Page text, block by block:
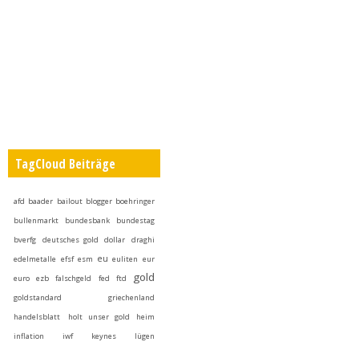
TagCloud Beiträge
afd baader bailout blogger boehringer
bullenmarkt
bundesbank
bundestag
bverfg
deutsches gold dollar
draghi
edelmetalle efsf esm eu euliten eur
euro
ezb falschgeld fed ftd gold
goldstandard
griechenland
handelsblatt
holt unser gold heim
inflation
iwf keynes
lügen